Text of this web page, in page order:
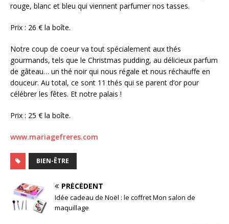
rouge, blanc et bleu qui viennent parfumer nos tasses.
Prix : 26 € la boîte.
Notre coup de coeur va tout spécialement aux thés
gourmands, tels que le Christmas pudding, au délicieux parfum
de gâteau… un thé noir qui nous régale et nous réchauffe en
douceur. Au total, ce sont 11 thés qui se parent d’or pour
célébrer les fêtes. Et notre palais !
Prix : 25 € la boîte.
www.mariagefreres.com
BIEN-ÊTRE
PRÉCÉDENT
Idée cadeau de Noël : le coffret Mon salon de
maquillage